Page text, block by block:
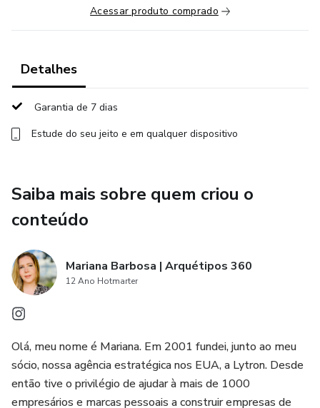
facilitar o processo.
e poses específicas para cada arquétipo ajudam os
criando imagens poderosas e alinhadas com a identidade
Apoie o design de interiores: Os elementos visuais no
catálogo auxiliam designers de interiores na escolha de
paletas de cores, texturas e estilos que correspondam à
visualmente atraentes.
Aprimore o trabalho de visagistas: O catálogo fornece
refrências sobre estilos de roupas, maquiagem e
permitindo que visagistas criem looks que comuniquem a
mensagem certa.
Acessar produto comprado
Detalhes
Garantia de 7 dias
Estude do seu jeito e em qualquer dispositivo
Saiba mais sobre quem criou o
conteúdo
Mariana Barbosa | Arquétipos 360
12 Ano Hotmarter
Olá, meu nome é Mariana. Em 2001 fundei, junto ao meu
sócio, nossa agência estratégica nos EUA, a Lytron. Desde
então tive o privilégio de ajudar à mais de 1000
empresários e marcas pessoais a construir empresas de